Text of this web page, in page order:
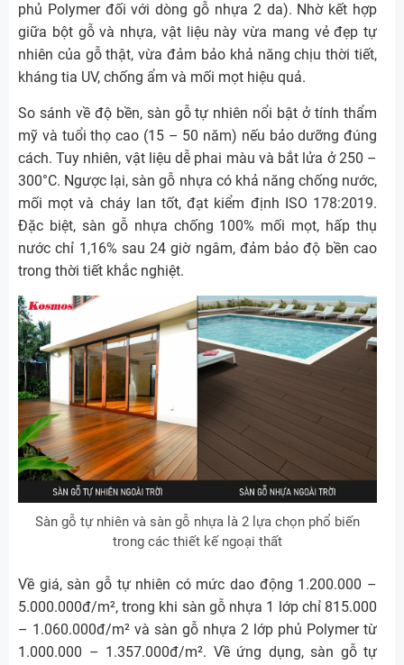
phủ Polymer đối với dòng gỗ nhựa 2 da). Nhờ kết hợp
giữa bột gỗ và nhựa, vật liệu này vừa mang vẻ đẹp tự
nhiên của gỗ thật, vừa đảm bảo khả năng chịu thời tiết,
kháng tia UV, chống ẩm và mối mọt hiệu quả.
So sánh về độ bền, sàn gỗ tự nhiên nổi bật ở tính thẩm
mỹ và tuổi thọ cao (15 – 50 năm) nếu bảo dưỡng đúng
cách. Tuy nhiên, vật liệu dễ phai màu và bắt lửa ở 250 –
300°C. Ngược lại, sàn gỗ nhựa có khả năng chống nước,
mối mọt và cháy lan tốt, đạt kiểm định ISO 178:2019.
Đặc biệt, sàn gỗ nhựa chống 100% mối mọt, hấp thụ
nước chỉ 1,16% sau 24 giờ ngâm, đảm bảo độ bền cao
trong thời tiết khắc nghiệt.
Sàn gỗ tự nhiên và sàn gỗ nhựa là 2 lựa chọn phổ biến
trong các thiết kế ngoại thất
Về giá, sàn gỗ tự nhiên có mức dao động 1.200.000 –
5.000.000đ/m², trong khi sàn gỗ nhựa 1 lớp chỉ 815.000
– 1.060.000đ/m² và sàn gỗ nhựa 2 lớp phủ Polymer từ
1.000.000 – 1.357.000đ/m². Về ứng dụng, sàn gỗ tự